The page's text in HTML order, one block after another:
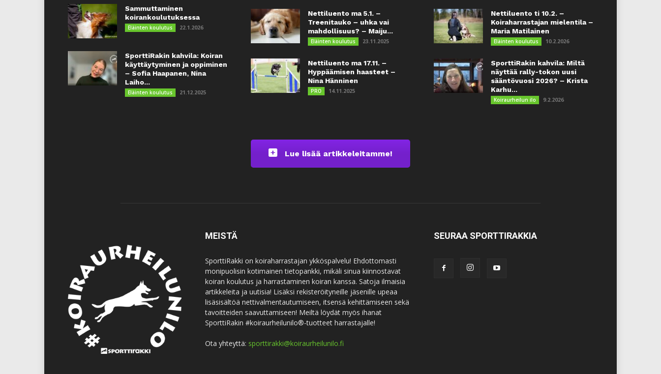
Sammuttaminen
koirankoulutuksessa
Eläinten koulutus 22.1.2026
SporttiRakin kahvila: Koiran
käyttäytyminen ja oppiminen
– Sofia Haapanen, Nina
Laiho...
Eläinten koulutus 21.12.2025
Nettiluento ma 5.1. –
Treenitauko – uhka vai
mahdollisuus? – Maiju...
Eläinten koulutus 23.11.2025
Nettiluento ma 17.11. –
Hyppäämisen haasteet –
Nina Hänninen
PRO 14.11.2025
Lue lisää artikkeleitamme!
Nettiluento ti 10.2. –
Koiraharrastajan mielentila –
Maria Matilainen
Eläinten koulutus 10.2.2026
SporttiRakin kahvila: Miltä
näyttää rally-tokon uusi
sääntövuosi 2026? – Krista
Karhu...
Koiraurheilun ilo 9.2.2026
MEISTÄ
SporttiRakki on koiraharrastajan ykköspalvelu! Ehdottomasti
monipuolisin kotimainen tietopankki, mikäli sinua kiinnostavat
koiran koulutus ja harrastaminen koiran kanssa. Satoja ilmaisia
artikkeleita ja uutisia! Lisäksi rekisteröityneille jäsenille upeaa
lisäsisältöä nettivalmentautumiseen, itsensä kehittämiseen sekä
tavoitteiden saavuttamiseen! Meiltä löydät myös ihanat
SporttiRakin #koiraurheilunilo®-tuotteet harrastajalle!
Ota yhteyttä: sporttirakki@koiraurheilunilo.fi
SEURAA SPORTTIRAKKIA